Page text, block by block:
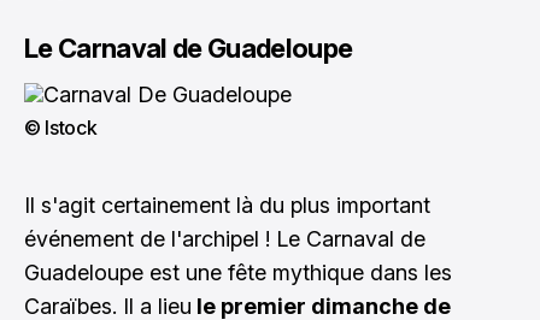
Le Carnaval de Guadeloupe
© Istock
Il s'agit certainement là du plus important
événement de l'archipel ! Le Carnaval de
Guadeloupe est une fête mythique dans les
Caraïbes. Il a lieu le premier dimanche de